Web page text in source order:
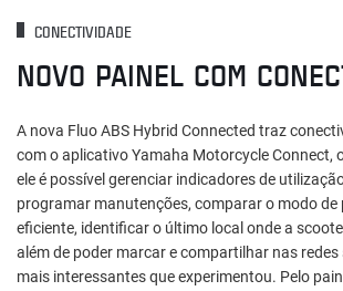
CONECTIVIDADE
NOVO PAINEL COM
A nova Fluo ABS Hybrid Connected traz
com o aplicativo Yamaha Motorcycle Connect,
ele é possível gerenciar indicadores de
programar manutenções, comparar o modo de
eficiente, identificar o último local onde a
além de poder marcar e compartilhar nas
mais interessantes que experimentou. Pelo